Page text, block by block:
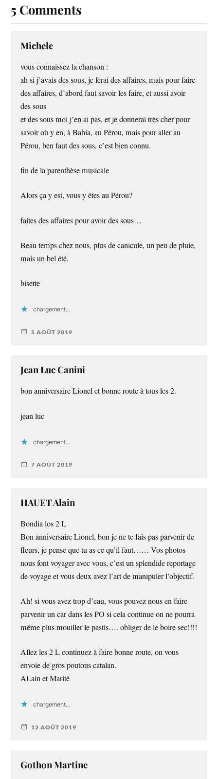
5 Comments
Michele
vous connaissez la chanson :
ah si j’avais des sous, je ferai des affaires, mais pour faire
des affaires, d’abord faut savoir les faire, et aussi avoir
des sous
et des sous moi j’en ai pas, et je donnerai très cher pour
savoir où y en, à Bahia, au Pérou, mais pour aller au
Pérou, ben faut des sous, c’est bien connu.
fin de la parenthèse musicale
Alors ça y est, vous y êtes au Pérou?
faites des affaires pour avoir des sous…
Beau temps chez nous, plus de canicule, un peu de pluie,
mais un bel été.
bisette
chargement…
5 AOÛT 2019
Jean Luc Canini
bon anniversaire Lionel et bonne route à tous les 2.
jean luc
chargement…
7 AOÛT 2019
HAUET Alain
Bondia los 2 L
Bon anniversaire Lionel, bon je ne te fais pas parvenir de
fleurs, je pense que tu as ce qu’il faut…… Vos photos
nous font voyager avec vous, c’est un splendide reportage
de voyage et vous deux avez l’art de manipuler l’objectif.
Ah! si vous avez trop d’eau, vous pouvez nous en faire
parvenir un car dans les PO si cela continue on ne pourra
même plus mouiller le pastis…. obliger de le boire sec!!!!
Allez les 2 L continuez à faire bonne route, on vous
envoie de gros poutous catalan.
ALain et Marité
chargement…
12 AOÛT 2019
Gothon Martine